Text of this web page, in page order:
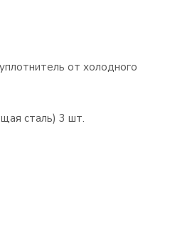
от холодного
сталь) 3 шт.